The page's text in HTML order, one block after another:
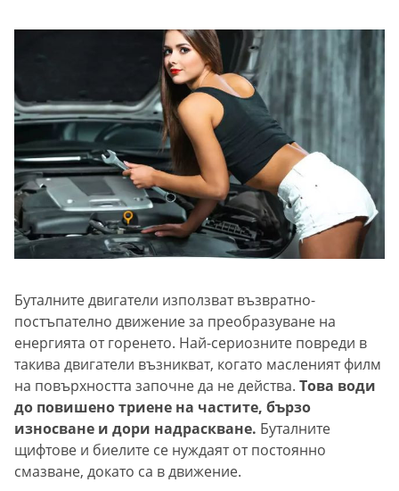
Буталните двигатели използват възвратно-
постъпателно движение за преобразуване на
енергията от горенето. Най-сериозните повреди в
такива двигатели възникват, когато масленият филм
на повърхността започне да не действа. Това води
до повишено триене на частите, бързо
износване и дори надраскване. Буталните
щифтове и биелите се нуждаят от постоянно
смазване, докато са в движение.